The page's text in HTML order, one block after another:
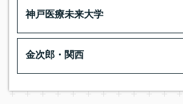
神戸医療未来大学
金次郎・関西